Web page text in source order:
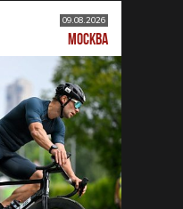
09.08.2026
МОСКВА